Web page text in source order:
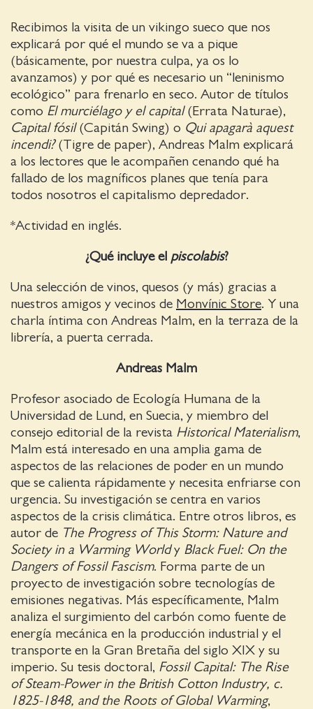
Recibimos la visita de un vikingo sueco que nos
explicará por qué el mundo se va a pique
(básicamente, por nuestra culpa, ya os lo
avanzamos) y por qué es necesario un “leninismo
ecológico” para frenarlo en seco. Autor de títulos
como El murciélago y el capital(Errata Naturae),
Capital fósil(Capitán Swing) o Qui apagarà aquest
incendi?(Tigre de paper), Andreas Malm explicará
a los lectores que le acompañen cenando qué ha
fallado de los magníficos planes que tenía para
todos nosotros el capitalismo depredador.
*Actividad en inglés.
¿Qué incluye el piscolabis?
Una selección de vinos, quesos (y más) gracias a
nuestros amigos y vecinos de Monvínic Store. Y una
charla íntima con Andreas Malm, en la terraza de la
librería, a puerta cerrada.
Andreas Malm
Profesor asociado de Ecología Humana de la
Universidad de Lund, en Suecia, y miembro del
consejo editorial de la revista Historical Materialism,
Malm está interesado en una amplia gama de
aspectos de las relaciones de poder en un mundo
que se calienta rápidamente y necesita enfriarse con
urgencia. Su investigación se centra en varios
aspectos de la crisis climática. Entre otros libros, es
autor de The Progress of This Storm: Nature and
Society in a Warming Worldy Black Fuel: On the
Dangers of Fossil Fascism. Forma parte de un
proyecto de investigación sobre tecnologías de
emisiones negativas. Más específicamente, Malm
analiza el surgimiento del carbón como fuente de
energía mecánica en la producción industrial y el
transporte en la Gran Bretaña del siglo XIX y su
imperio. Su tesis doctoral, Fossil Capital: The Rise
of Steam-Power in the British Cotton Industry, c.
1825-1848, and the Roots of Global Warming,